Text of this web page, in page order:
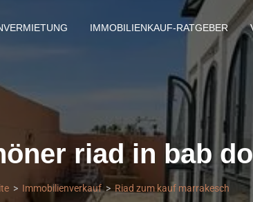
IMMOBILIENKAUF-RATGEBER
riad in bab
Immobilienverkauf Riad zum kauf marrakesch